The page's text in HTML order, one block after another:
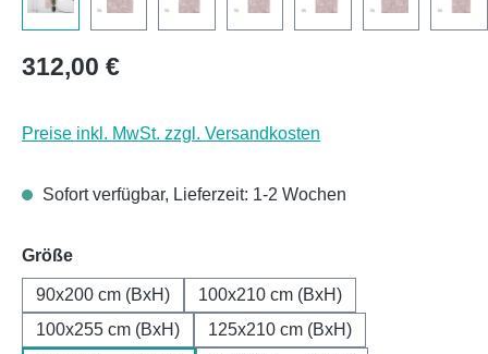
Regulärer Preis:
312,00 €
Preise inkl. MwSt. zzgl. Versandkosten
Sofort verfügbar, Lieferzeit: 1-2 Wochen
Größeauswählen
90x200 cm (BxH)
100x210 cm (BxH)
100x255 cm (BxH)
125x210 cm (BxH)